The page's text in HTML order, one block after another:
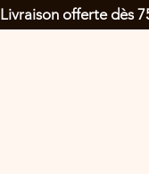
Livraison offerte dès